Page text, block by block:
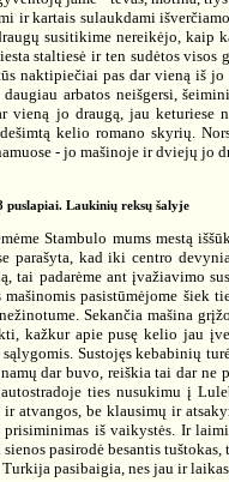
ir kartais sulaukdami
susitikime nereikėjo, kaip
staltiesė ir ten sudėtos
naktipiečiai pas dar vieną iš
daugiau arbatos neišgersi,
vieną jo draugą, jau keturiese
kelio romano skyrių.
- jo mašinoje ir dviejų jo
puslapiai. Laukinių reksų šalyje
Stambulo mums mestą
parašyta, kad iki centro
tai padarėme ant įvažiavimo
mašinomis pasistūmėjome šiek
Sekančia mašina
kažkur apie pusę kelio jau
Sustojęs kebabinių
dar buvo, reiškia tai dar ne
ties nusukimu į
atvangos, be klausimų ir
prisiminimas iš vaikystės. Ir
pasirodė besantis
pasibaigia, nes jau ir